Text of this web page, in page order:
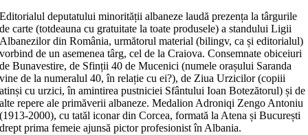
Editorialul deputatului minorității albaneze laudă prezența la târgurile
de carte (totdeauna cu gratuitate la toate produsele) a standului Ligii
Albanezilor din România, următorul material (bilingv, ca și editorialul)
vorbind de un asemenea târg, cel de la Craiova. Consemnate obiceiuri
de Bunavestire, de Sfinții 40 de Mucenici (numele orașului Saranda
vine de la numeralul 40, în relație cu ei?), de Ziua Urzicilor (copiii
atinși cu urzici, în amintirea pustniciei Sfântului Ioan Botezătorul) și de
alte repere ale primăverii albaneze. Medalion Adroniqi Zengo Antoniu
(1913-2000), cu tatăl iconar din Corcea, formată la Atena și București
drept prima femeie ajunsă pictor profesionist în Albania.